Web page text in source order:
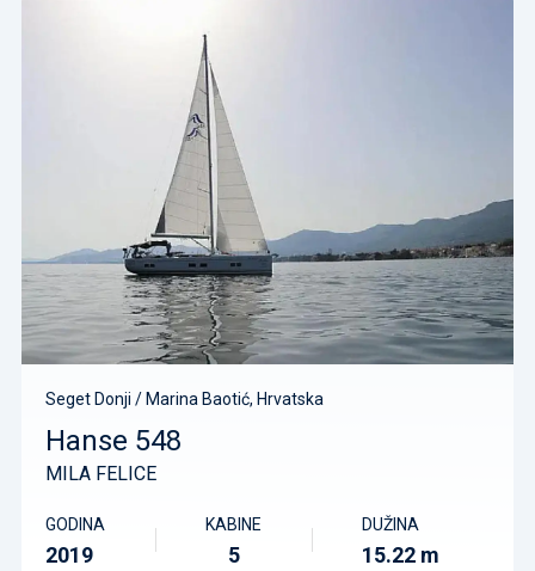
Seget Donji / Marina Baotić, Hrvatska
Hanse 548
MILA FELICE
GODINA
2019
KABINE
5
DUŽINA
15.22 m